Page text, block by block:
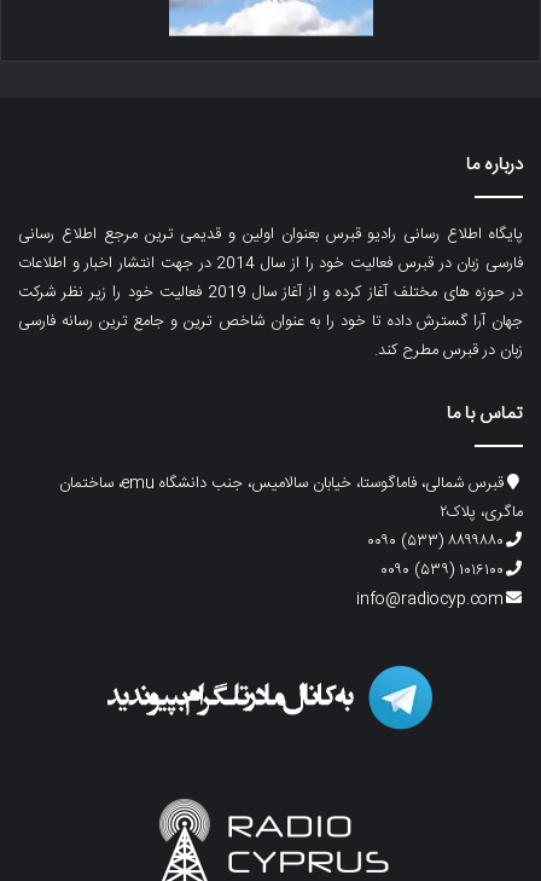
درباره ما
پایگاه اطلاع رسانی رادیو قبرس بعنوان اولین و قدیمی ترین مرجع اطلاع رسانی
فارسی زبان در قبرس فعالیت خود را از سال 2014 در جهت انتشار اخبار و اطلاعات
در حوزه های مختلف آغاز کرده و از آغاز سال 2019 فعالیت خود را زیر نظر شرکت
جهان آرا گسترش داده تا خود را به عنوان شاخص ترین و جامع ترین رسانه فارسی
زبان در قبرس مطرح کند.
تماس با ما
قبرس شمالی، فاماگوستا، خیابان سالامیس، جنب دانشگاه emu، ساختمان
ماگری، پلاک۲
۸۸۹۹۸۸۰ (۵۳۳) ۰۰۹۰
۱۰۱۶۱۰۰ (۵۳۹) ۰۰۹۰
info@radiocyp.com